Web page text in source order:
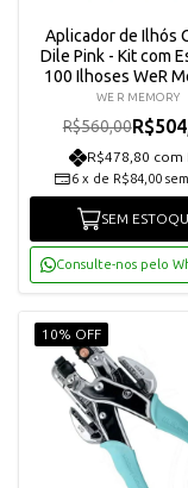
Aplicador de Ilhós
Dile Pink - Kit com
100 Ilhoses WeR
Keepers
WE R MEMORY
R$560,00
R$478,80 com
6 x de R$84,00
SEM
Consulte-nos pelo
10% OFF